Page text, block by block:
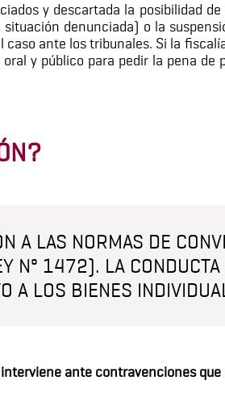
y descartada la posibilidad
denunciada) o la
ante los tribunales. Si la
y público para pedir la pena de
A LAS NORMAS DE
Nº 1472). LA CONDUCTA
A LOS BIENES
ante contravenciones